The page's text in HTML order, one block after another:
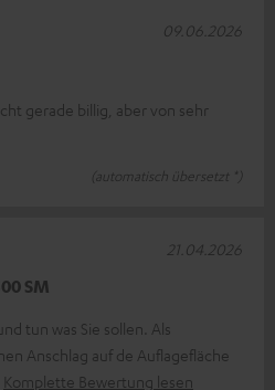
gerade billig, aber von sehr
(automatisch übersetzt *)
09.06.2026
SM
tun was Sie sollen. Als
Anschlag auf de Auflagefläche
Komplette Bewertung lesen
21.04.2026